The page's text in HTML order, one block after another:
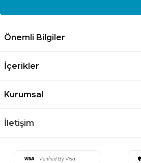
Önemli Bilgiler
İçerikler
Kurumsal
İletişim